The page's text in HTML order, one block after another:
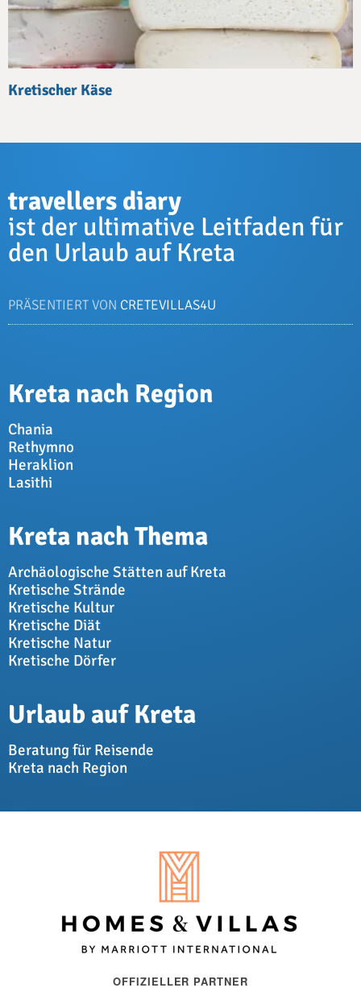
Kretischer Käse
travellers diary
ist der ultimative Leitfaden für
den Urlaub auf Kreta
PRÄSENTIERT VON CRETEVILLAS4U
Kreta nach Region
Chania
Rethymno
Heraklion
Lasithi
Kreta nach Thema
Archäologische Stätten auf Kreta
Kretische Strände
Kretische Kultur
Kretische Diät
Kretische Natur
Kretische Dörfer
Urlaub auf Kreta
Beratung für Reisende
Kreta nach Region
OFFIZIELLER PARTNER